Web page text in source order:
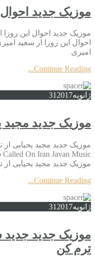
موزیک جدید
موزیک جدید احوال این روزا
احوال این روزا از سعید
امیری
Continue Reading...
ژانویه 312017
موزیک جدید مجید
موزیک جدید مجید یحیایی از
Continue Reading...
ژانویه 31 2017
موزیک جدید
ترم کن